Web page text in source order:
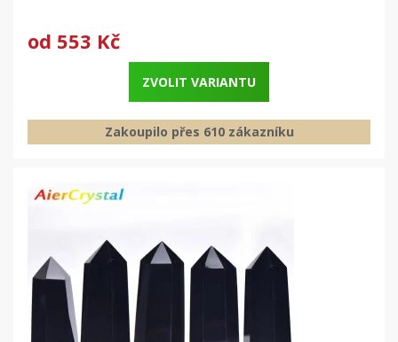
od 553 Kč
ZVOLIT VARIANTU
Zakoupilo přes 610 zákazníku